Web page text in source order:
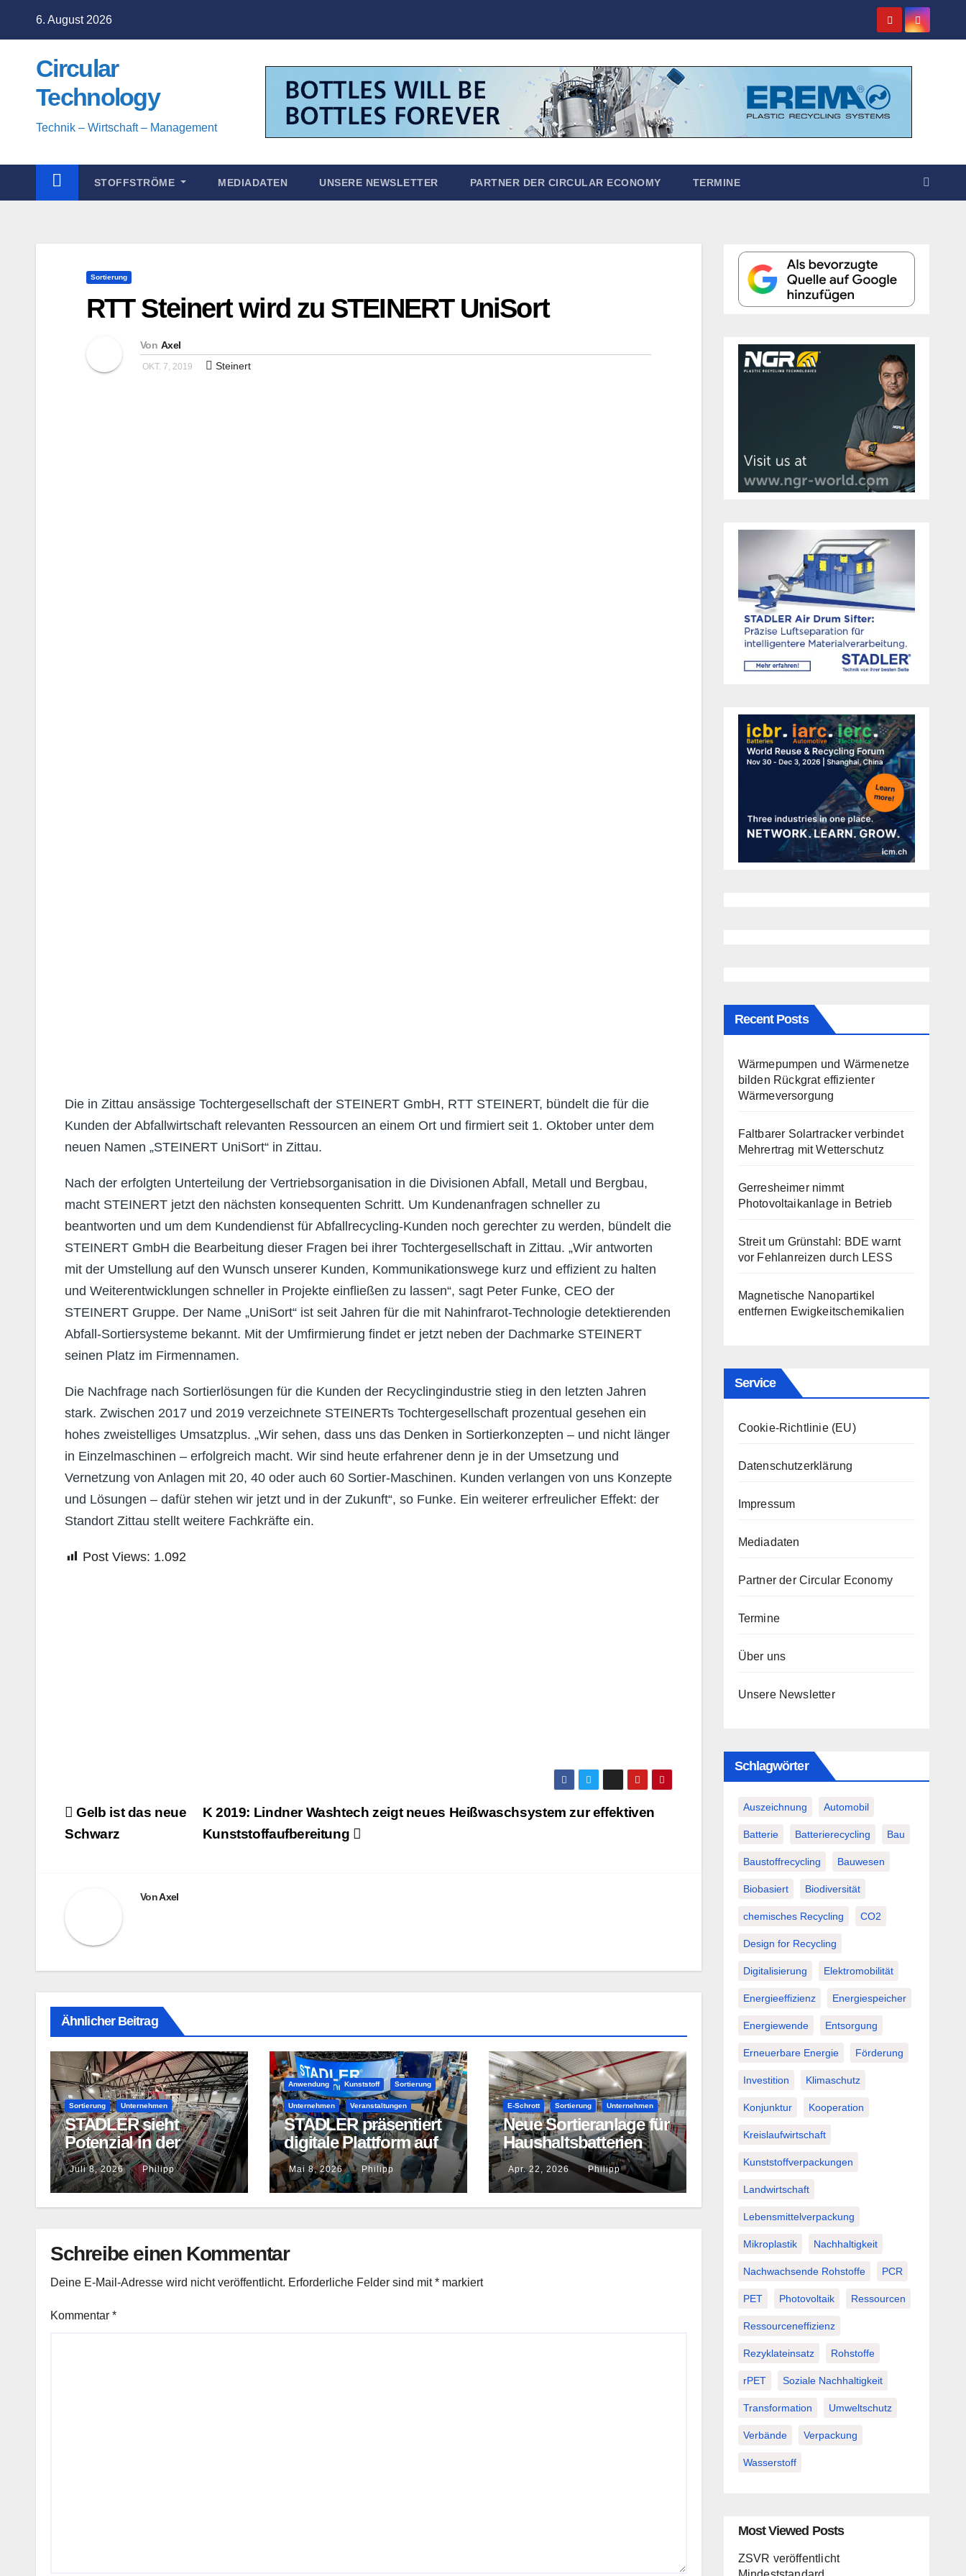
6. August 2026
Circular
Technology
Technik – Wirtschaft – Management
STOFFSTRÖME MEDIADATEN UNSERE NEWSLETTER PARTNER DER CIRCULAR ECONOMY TERMINE
Sortierung
RTT Steinert wird zu STEINERT UniSort
Von Axel
OKT. 7, 2019 Steinert
Die in Zittau ansässige Tochtergesellschaft der STEINERT GmbH, RTT STEINERT, bündelt die für die
Kunden der Abfallwirtschaft relevanten Ressourcen an einem Ort und firmiert seit 1. Oktober unter dem
neuen Namen „STEINERT UniSort“ in Zittau.
Nach der erfolgten Unterteilung der Vertriebsorganisation in die Divisionen Abfall, Metall und Bergbau,
macht STEINERT jetzt den nächsten konsequenten Schritt. Um Kundenanfragen schneller zu
beantworten und um dem Kundendienst für Abfallrecycling-Kunden noch gerechter zu werden, bündelt die
STEINERT GmbH die Bearbeitung dieser Fragen bei ihrer Tochtergesellschaft in Zittau. „Wir antworten
mit der Umstellung auf den Wunsch unserer Kunden, Kommunikationswege kurz und effizient zu halten
und Weiterentwicklungen schneller in Projekte einfließen zu lassen“, sagt Peter Funke, CEO der
STEINERT Gruppe. Der Name „UniSort“ ist seit Jahren für die mit Nahinfrarot-Technologie detektierenden
Abfall-Sortiersysteme bekannt. Mit der Umfirmierung findet er jetzt neben der Dachmarke STEINERT
seinen Platz im Firmennamen.
Die Nachfrage nach Sortierlösungen für die Kunden der Recyclingindustrie stieg in den letzten Jahren
stark. Zwischen 2017 und 2019 verzeichnete STEINERTs Tochtergesellschaft prozentual gesehen ein
hohes zweistelliges Umsatzplus. „Wir sehen, dass uns das Denken in Sortierkonzepten – und nicht länger
in Einzelmaschinen – erfolgreich macht. Wir sind heute erfahrener denn je in der Umsetzung und
Vernetzung von Anlagen mit 20, 40 oder auch 60 Sortier-Maschinen. Kunden verlangen von uns Konzepte
und Lösungen – dafür stehen wir jetzt und in der Zukunft“, so Funke. Ein weiterer erfreulicher Effekt: der
Standort Zittau stellt weitere Fachkräfte ein.
Post Views: 1.092
BeitragsnavigationK 2019: Lindner Washtech zeigt neues Heißwaschsystem zur effektiven
Kunststoffaufbereitung
Gelb ist das neue
Schwarz
VonAxel
Ähnlicher Beitrag
Sortierung Unternehmen
STADLER sieht
Potenzial in der
Sortierung von
Restabfällen
Juli 8, 2026 Philipp
Anwendung Kunststoff Sortierung
Unternehmen Veranstaltungen
STADLER präsentiert
digitale Plattform auf
der IFAT
Mai 8, 2026 Philipp
E-Schrott Sortierung Unternehmen
Neue Sortieranlage für
Haushaltsbatterien
nahe Mainz
Apr. 22, 2026 Philipp
Schreibe einen Kommentar
Deine E-Mail-Adresse wird nicht veröffentlicht. Erforderliche Felder sind mit* markiert
Kommentar *
Recent Posts
Wärmepumpen und Wärmenetze
bilden Rückgrat effizienter
Wärmeversorgung
Faltbarer Solartracker verbindet
Mehrertrag mit Wetterschutz
Gerresheimer nimmt
Photovoltaikanlage in Betrieb
Streit um Grünstahl: BDE warnt
vor Fehlanreizen durch LESS
Magnetische Nanopartikel
entfernen Ewigkeitschemikalien
Service
Cookie-Richtlinie (EU)
Datenschutzerklärung
Impressum
Mediadaten
Partner der Circular Economy
Termine
Über uns
Unsere Newsletter
Schlagwörter
Auszeichnung Automobil
Batterie Batterierecycling Bau
Baustoffrecycling Bauwesen
Biobasiert Biodiversität
chemisches Recycling CO2
Design for Recycling
Digitalisierung Elektromobilität
Energieeffizienz Energiespeicher
Energiewende Entsorgung
Erneuerbare Energie Förderung
Investition Klimaschutz
Konjunktur Kooperation
Kreislaufwirtschaft
Kunststoffverpackungen
Landwirtschaft
Lebensmittelverpackung
Mikroplastik Nachhaltigkeit
Nachwachsende Rohstoffe PCR
PET Photovoltaik Ressourcen
Ressourceneffizienz
Rezyklateinsatz Rohstoffe
rPET Soziale Nachhaltigkeit
Transformation Umweltschutz
Verbände Verpackung
Wasserstoff
Most Viewed Posts
ZSVR veröffentlicht